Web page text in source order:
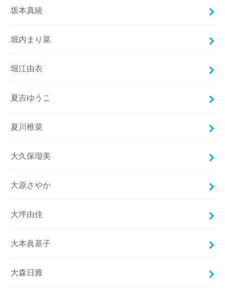
坂本真綾
堀内まり菜
堀江由衣
夏吉ゆうこ
夏川椎菜
大久保瑠美
大原さやか
大坪由佳
大本眞基子
大森日雅